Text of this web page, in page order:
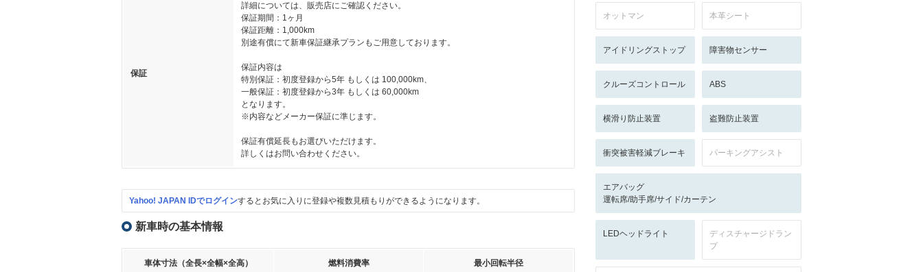
保証
詳細については、販売店にご確認ください。
保証期間：1ヶ月
保証距離：1,000km
別途有償にて新車保証継承プランもご用意しております。
保証内容は
特別保証：初度登録から5年 もしくは 100,000km、
一般保証：初度登録から3年 もしくは 60,000km
となります。
※内容などメーカー保証に準じます。
保証有償延長もお選びいただけます。
詳しくはお問い合わせください。
Yahoo! JAPAN IDでログインするとお気に入りに登録や複数見積もりができるようになります。
新車時の基本情報
車体寸法（全長×全幅×全高） 燃料消費率 最小回転半径
オットマン 本革シート
アイドリングストップ 障害物センサー
クルーズコントロール ABS
横滑り防止装置 盗難防止装置
衝突被害軽減ブレーキ パーキングアシスト
エアバッグ
運転席/助手席/サイド/カーテン
LEDヘッドライト
ディスチャージドラン
プ